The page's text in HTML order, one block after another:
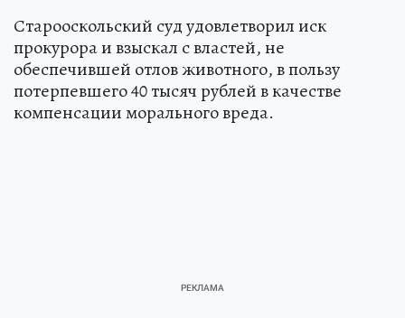
Старооскольский суд удовлетворил иск
прокурора и взыскал с властей, не
обеспечившей отлов животного, в пользу
потерпевшего 40 тысяч рублей в качестве
компенсации морального вреда.